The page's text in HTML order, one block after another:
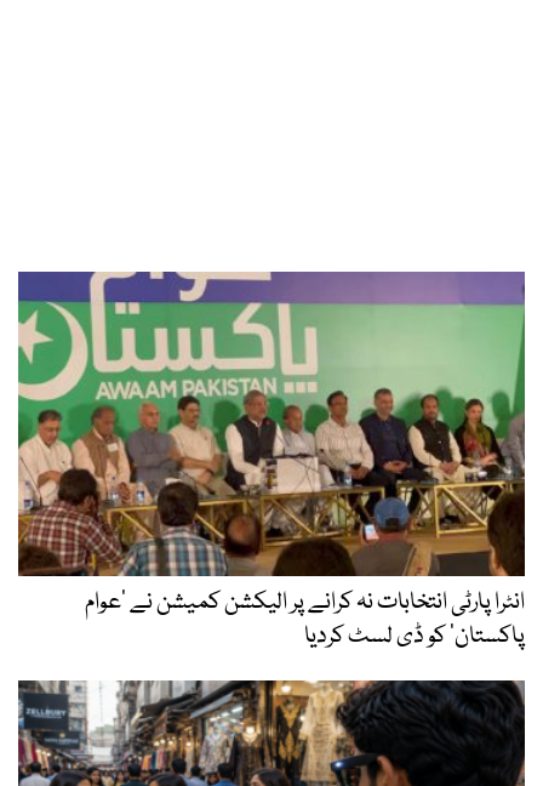
انٹرا پارٹی انتخابات نہ کرانے پر الیکشن کمیشن نے ’عوام
پاکستان‘ کو ڈی لسٹ کردیا